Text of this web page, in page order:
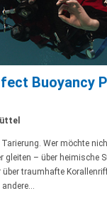
Buoyancy
Wer möchte
gleiten – über heimische
traumhafte
andere…